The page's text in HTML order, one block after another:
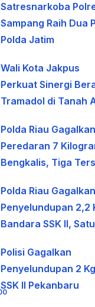
Satresnarkoba
Sampang Raih Dua
Polda Jatim
Wali Kota Jakpus
Perkuat Sinergi
Tramadol di Tanah
Polda Riau Gagalkan
Peredaran 7
Bengkalis, Tiga
Polda Riau Gagalkan
Penyelundupan 2,2
Bandara SSK II,
Polisi Gagalkan
Penyelundupan 2
SSK II Pekanbaru